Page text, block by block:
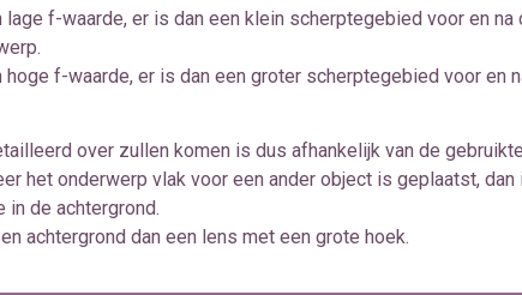
f-waarde, er is dan een klein scherptegebied voor en na
f-waarde, er is dan een groter scherptegebied voor en
over zullen komen is dus afhankelijk van de
het onderwerp vlak voor een ander object is geplaatst,
de achtergrond.
achtergrond dan een lens met een grote hoek.